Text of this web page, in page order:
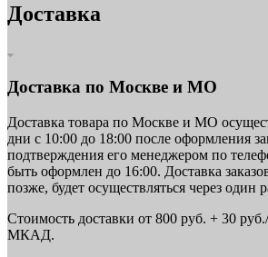
Доставка
Доставка по Москве и МО
Доставка товара по Москве и МО
дни с 10:00 до 18:00 после оформления
подтверждения его менеджером по
быть оформлен до 16:00. Доставка
позже, будет осуществляться через один
Стоимость доставки от 800 руб. + 30
МКАД.